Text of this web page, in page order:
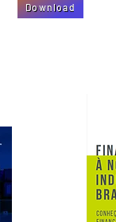
Download